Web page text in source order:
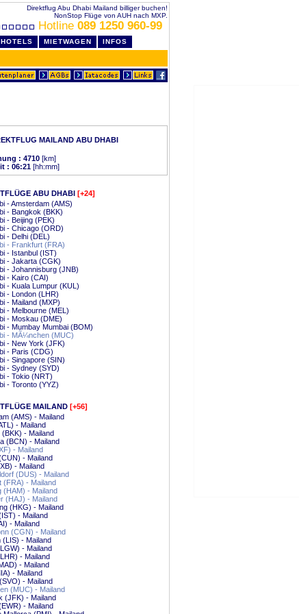
Direktflug Abu Dhabi Mailand billiger buchen!
NonStop Flüge von AUH nach MXP.
Hotline 089 1250 960-99
HOTELS MIETWAGEN INFOS
MAILAND ABU DHABI
: 4710 [km]
: 06:21 [hh:mm]
ABU DHABI [+24]
- Amsterdam (AMS)
- Bangkok (BKK)
- Beijing (PEK)
- Chicago (ORD)
- Delhi (DEL)
- Frankfurt (FRA)
- Istanbul (IST)
- Jakarta (CGK)
- Johannisburg (JNB)
- Kairo (CAI)
- Kuala Lumpur (KUL)
- London (LHR)
- Mailand (MXP)
- Melbourne (MEL)
- Moskau (DME)
- Mumbay Mumbai (BOM)
- MÃ¼nchen (MUC)
- New York (JFK)
- Paris (CDG)
- Singapore (SIN)
- Sydney (SYD)
- Tokio (NRT)
- Toronto (YYZ)
MAILAND [+56]
(AMS) - Mailand
- Mailand
- Mailand
(BCN) - Mailand
- Mailand
- Mailand
- Mailand
(DUS) - Mailand
(FRA) - Mailand
(HAM) - Mailand
(HAJ) - Mailand
(HKG) - Mailand
- Mailand
- Mailand
(CGN) - Mailand
(LIS) - Mailand
- Mailand
- Mailand
- Mailand
- Mailand
- Mailand
(MUC) - Mailand
(JFK) - Mailand
- Mailand